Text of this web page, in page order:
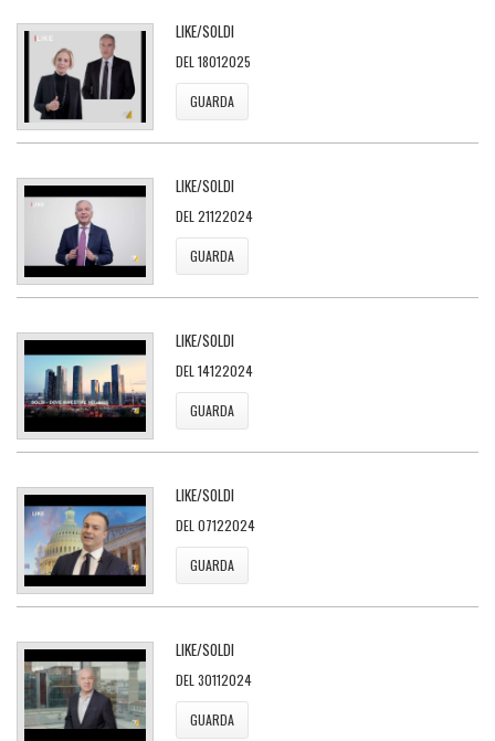
LIKE/SOLDI
DEL 18012025
GUARDA
LIKE/SOLDI
DEL 21122024
GUARDA
LIKE/SOLDI
DEL 14122024
GUARDA
LIKE/SOLDI
DEL 07122024
GUARDA
LIKE/SOLDI
DEL 30112024
GUARDA